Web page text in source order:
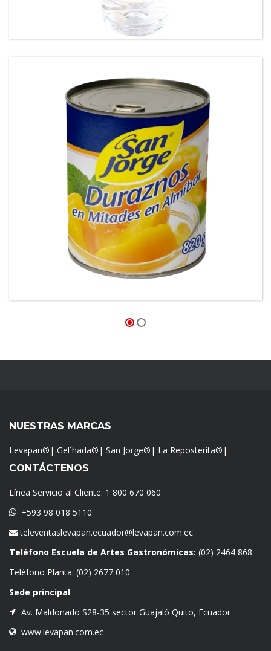
Vinagre San Jorge®
Duraznos San Jorge®
NUESTRAS MARCAS
Levapan® | Gel´hada® | San Jorge® | La Reposterita® |
CONTÁCTENOS
Línea Servicio al Cliente: 1 800 670 060
+593 98 018 5110
televentaslevapan.ecuador@levapan.com.ec
Teléfono Escuela de Artes Gastronómicas: (02) 2464 868
Teléfono Planta: (02) 2677 010
Sede principal
Av. Maldonado S28-35 sector Guajaló Quito, Ecuador
www.levapan.com.ec